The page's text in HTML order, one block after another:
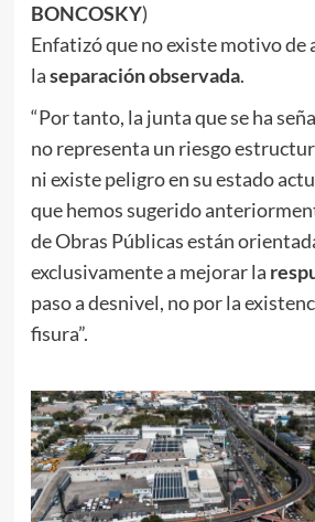
BONCOSKY)
Enfatizó que no existe motivo de
laseparación observada.
“Por tanto, la junta que se ha
no representa un riesgo
ni existe peligro en su estado
que hemos sugerido
de Obras Públicas están
exclusivamente a mejorar la
paso a desnivel, no por la
fisura”.